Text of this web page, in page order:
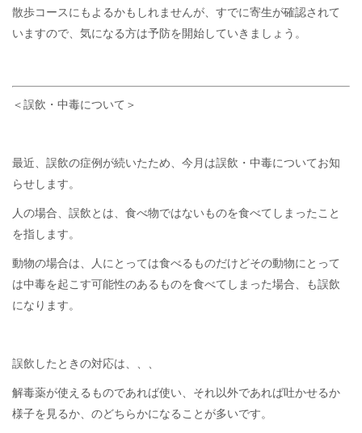
散歩コースにもよるかもしれませんが、すでに寄生が確認されて
いますので、気になる方は予防を開始していきましょう。
＜誤飲・中毒について＞
最近、誤飲の症例が続いたため、今月は誤飲・中毒についてお知
らせします。
人の場合、誤飲とは、食べ物ではないものを食べてしまったこと
を指します。
動物の場合は、人にとっては食べるものだけどその動物にとって
は中毒を起こす可能性のあるものを食べてしまった場合、も誤飲
になります。
誤飲したときの対応は、、、
解毒薬が使えるものであれば使い、それ以外であれば吐かせるか
様子を見るか、のどちらかになることが多いです。